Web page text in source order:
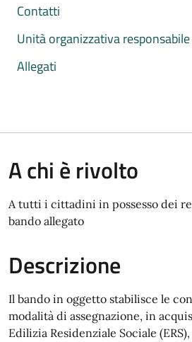
Contatti
Unità organizzativa responsabile
Allegati
A chi è rivolto
A tutti i cittadini in possesso dei
bando allegato
Descrizione
Il bando in oggetto stabilisce le
modalità di assegnazione, in
Edilizia Residenziale Sociale